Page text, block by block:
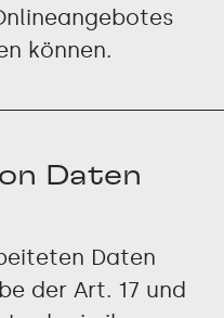
können.
Daten
Daten
der Art. 17 und